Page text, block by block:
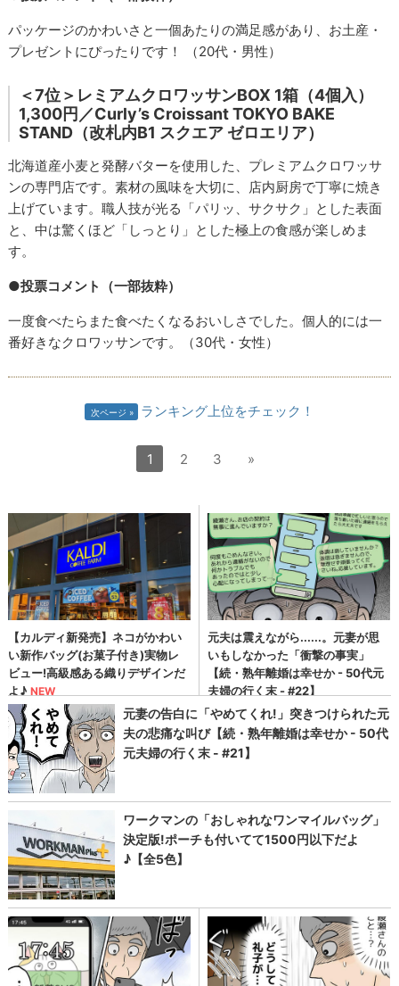
パッケージのかわいさと一個あたりの満足感があり、お土産・
プレゼントにぴったりです！ （20代・男性）
＜7位＞レミアムクロワッサンBOX 1箱（4個入）
1,300円／Curly’s Croissant TOKYO BAKE
STAND（改札内B1 スクエア ゼロエリア）
北海道産小麦と発酵バターを使用した、プレミアムクロワッサ
ンの専門店です。素材の風味を大切に、店内厨房で丁寧に焼き
上げています。職人技が光る「パリッ、サクサク」とした表面
と、中は驚くほど「しっとり」とした極上の食感が楽しめま
す。
●投票コメント（一部抜粋）
一度食べたらまた食べたくなるおいしさでした。個人的には一
番好きなクロワッサンです。（30代・女性）
次ページ ランキング上位をチェック！
1 2 3 »